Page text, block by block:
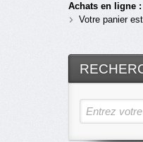
Achats en ligne :
Votre panier
Entrez